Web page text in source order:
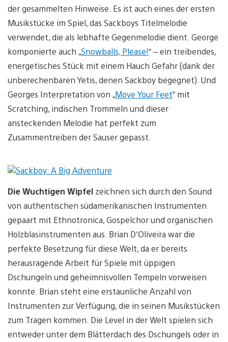
der gesammelten Hinweise. Es ist auch eines der ersten
Musikstücke im Spiel, das Sackboys Titelmelodie
verwendet, die als lebhafte Gegenmelodie dient. George
komponierte auch „Snowballs, Please!“ – ein treibendes,
energetisches Stück mit einem Hauch Gefahr (dank der
unberechenbaren Yetis, denen Sackboy begegnet). Und
Georges Interpretation von „Move Your Feet“ mit
Scratching, indischen Trommeln und dieser
ansteckenden Melodie hat perfekt zum
Zusammentreiben der Sauser gepasst.
Die Wuchtigen Wipfel zeichnen sich durch den Sound
von authentischen südamerikanischen Instrumenten
gepaart mit Ethnotronica, Gospelchor und organischen
Holzblasinstrumenten aus. Brian D‘Oliveira war die
perfekte Besetzung für diese Welt, da er bereits
herausragende Arbeit für Spiele mit üppigen
Dschungeln und geheimnisvollen Tempeln vorweisen
konnte. Brian steht eine erstaunliche Anzahl von
Instrumenten zur Verfügung, die in seinen Musikstücken
zum Tragen kommen. Die Level in der Welt spielen sich
entweder unter dem Blätterdach des Dschungels oder in